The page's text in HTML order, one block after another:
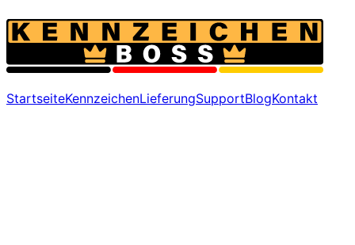
StartseiteKennzeichenLieferungSupportBlogKontakt